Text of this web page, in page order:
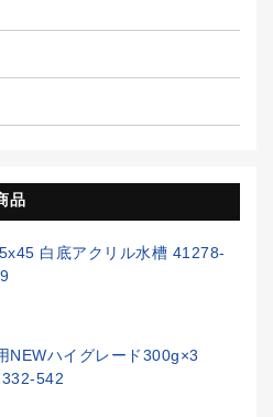
品
白底アクリル水槽 41278-
NEWハイグレード300g×3
542